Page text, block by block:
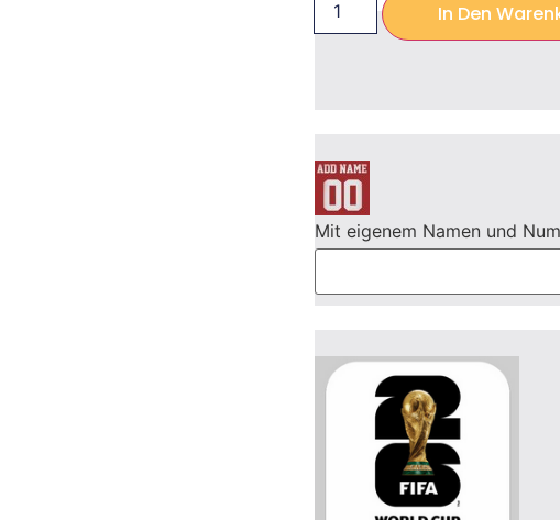
In Den
Mit eigenem Namen und